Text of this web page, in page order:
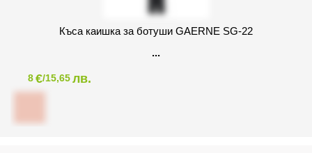
Къса каишка за ботуши GAERNE SG-22
8€/15,65лв.